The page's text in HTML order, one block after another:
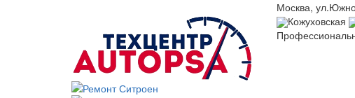
Москва,
Кожуховская